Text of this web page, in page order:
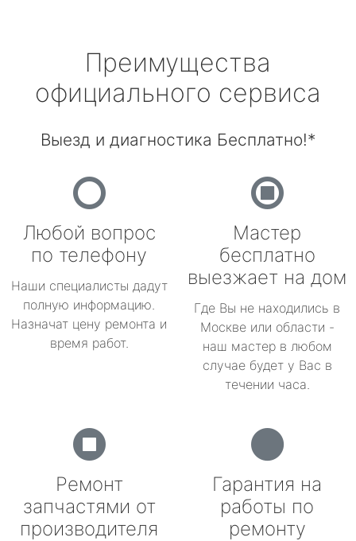
Преимущества
официального сервиса
Выезд и диагностика Бесплатно!*
Любой вопрос
по телефону
Наши специалисты дадут
полную информацию.
Назначат цену ремонта и
время работ.
Мастер
бесплатно
выезжает на дом
Где Вы не находились в
Москве или области -
наш мастер в любом
случае будет у Вас в
течении часа.
Ремонт
запчастями от
производителя
Гарантия на
работы по
ремонту